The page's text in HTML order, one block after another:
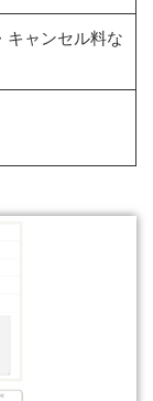
キャンセル料な